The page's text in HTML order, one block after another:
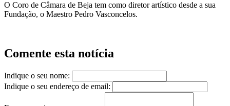
O Coro de Câmara de Beja tem como diretor artístico desde a sua
Fundação, o Maestro Pedro Vasconcelos.
Comente esta notícia
Indique o seu nome:
Indique o seu endereço de email: